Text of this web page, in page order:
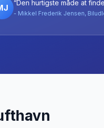
“Den hurtigste måde at
- Mikkel Frederik Jensen,